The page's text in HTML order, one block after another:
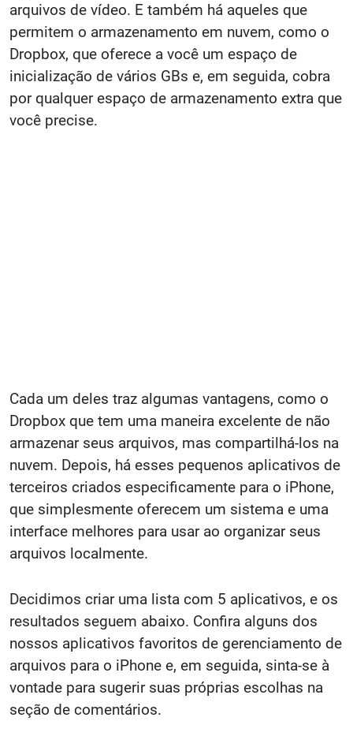
arquivos de vídeo. E também há aqueles que
permitem o armazenamento em nuvem, como o
Dropbox, que oferece a você um espaço de
inicialização de vários GBs e, em seguida, cobra
por qualquer espaço de armazenamento extra que
você precise.
Cada um deles traz algumas vantagens, como o
Dropbox que tem uma maneira excelente de não
armazenar seus arquivos, mas compartilhá-los na
nuvem. Depois, há esses pequenos aplicativos de
terceiros criados especificamente para o iPhone,
que simplesmente oferecem um sistema e uma
interface melhores para usar ao organizar seus
arquivos localmente.
Decidimos criar uma lista com 5 aplicativos, e os
resultados seguem abaixo. Confira alguns dos
nossos aplicativos favoritos de gerenciamento de
arquivos para o iPhone e, em seguida, sinta-se à
vontade para sugerir suas próprias escolhas na
seção de comentários.